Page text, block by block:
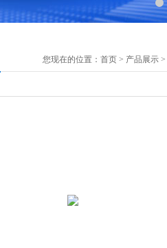
您现在的位置： 首页 > 产品展示 >